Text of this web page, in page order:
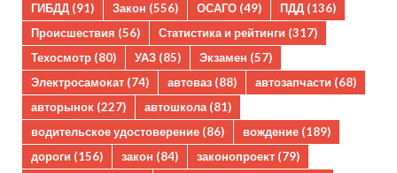
ГИБДД (91) Закон (556) ОСАГО (49) ПДД (136)
Происшествия (56) Статистика и рейтинги (317)
Техосмотр (80) УАЗ (85) Экзамен (57)
Электросамокат (74) автоваз (88) автозапчасти (68)
авторынок (227) автошкола(81)
водительское удостоверение (86) вождение (189)
дороги (156) закон (84) законопроект (79)